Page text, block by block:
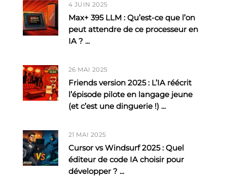
4 JUIN 2025
Max+ 395 LLM : Qu’est-ce que l’on
peut attendre de ce processeur en
IA ? ...
26 MAI 2025
Friends version 2025 : L’IA réécrit
l’épisode pilote en langage jeune
(et c’est une dinguerie !) ...
21 MAI 2025
Cursor vs Windsurf 2025 : Quel
éditeur de code IA choisir pour
développer ? ...